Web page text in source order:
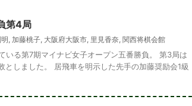
第4局
, 加藤桃子, 大阪府大阪市, 里見香奈, 関西将棋会館
いる第7期マイナビ女子オープン五番勝負。 第3局は
としました。 居飛車を明示した先手の加藤奨励会1級